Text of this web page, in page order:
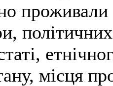
проживали
місця